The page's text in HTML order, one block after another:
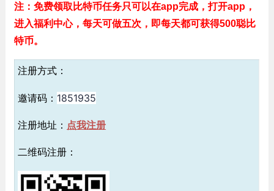
注：免费领取比特币任务只可以在app完成，打开app，
进入福利中心，每天可做五次，即每天都可获得500聪比
特币。
注册方式：
邀请码： 1851935
注册地址： 点我注册
二维码注册：